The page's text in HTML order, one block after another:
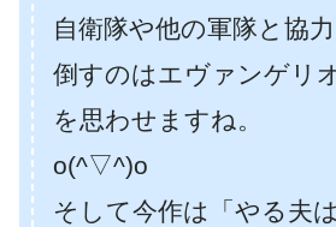
自衛隊や他の軍隊と協
倒すのはエヴァンゲリ
を思わせますね。
o(^▽^)o
そして今作は「やる夫